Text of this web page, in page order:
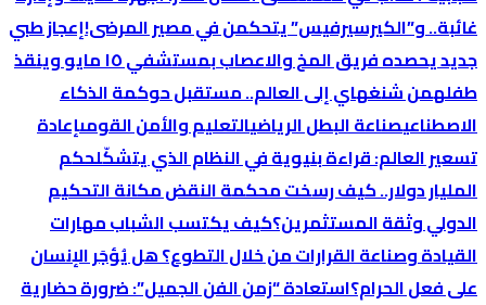
غائبة.. و”الكيرسيرفيس” يتحكمن في مصير المرضى!إعجاز طبي
جديد يحصده فريق المخ والاعصاب بمستشفي ١٥ مايو وينقذ
طفلهمن شنغهاي إلى العالم.. مستقبل حوكمة الذكاء
الاصطناعيصناعة البطل الرياضيالتعليم والأمن القومىإعادة
تسعير العالم: قراءة بنيوية في النظام الذي يتشكّلحكم
المليار دولار.. كيف رسخت محكمة النقض مكانة التحكيم
الدولي وثقة المستثمرين؟كيف يكتسب الشباب مهارات
القيادة وصناعة القرارات من خلال التطوع؟هل يُؤجَر الإنسان
على فعل الحرام؟استعادة “زمن الفن الجميل”: ضرورة حضارية